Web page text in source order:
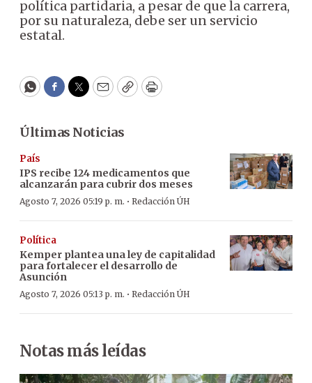
política partidaria, a pesar de que la carrera,
por su naturaleza, debe ser un servicio
estatal.
WhatsApp
Facebook
Twitter
EmailCopyPrint
Últimas Noticias
País
IPS recibe 124 medicamentos que
alcanzarán para cubrir dos meses
Agosto 7, 2026 05:19 p. m. · Redacción ÚH
Política
Kemper plantea una ley de capitalidad
para fortalecer el desarrollo de
Asunción
Agosto 7, 2026 05:13 p. m. · Redacción ÚH
Notas más leídas